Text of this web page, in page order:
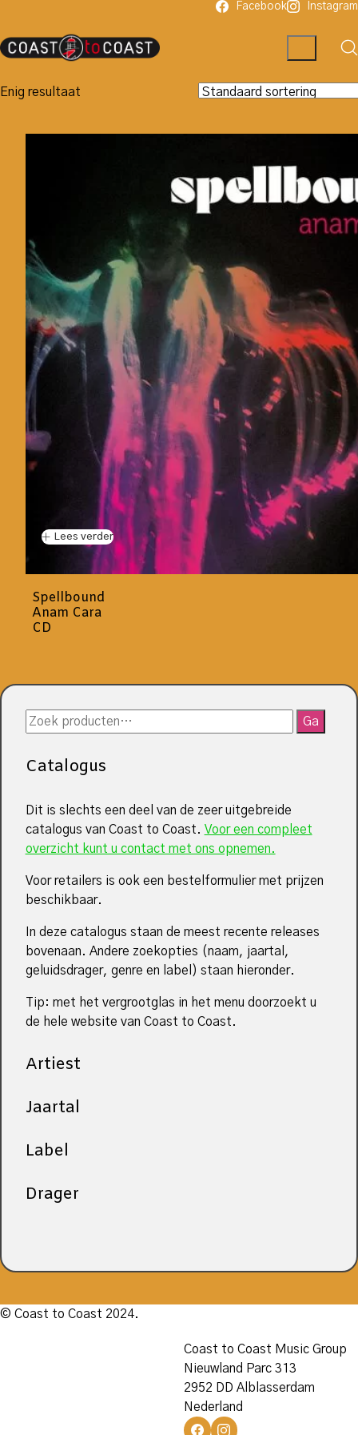
Facebook Instagram
Enig resultaat
Lees verder
Spellbound
Anam Cara
CD
Zoeken
naar:
Ga
Catalogus
Dit is slechts een deel van de zeer uitgebreide
catalogus van Coast to Coast. Voor een compleet
overzicht kunt u contact met ons opnemen.
Voor retailers is ook een bestelformulier met prijzen
beschikbaar.
In deze catalogus staan de meest recente releases
bovenaan. Andere zoekopties (naam, jaartal,
geluidsdrager, genre en label) staan hieronder.
Tip: met het vergrootglas in het menu doorzoekt u
de hele website van Coast to Coast.
Artiest
Jaartal
Label
Drager
© Coast to Coast 2024.
Coast to Coast Music Group
Nieuwland Parc 313
2952 DD Alblasserdam
Nederland